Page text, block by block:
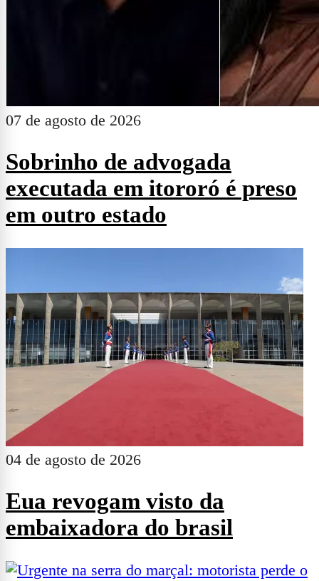
07 de agosto de 2026
Sobrinho de advogada
executada em itororó é preso
em outro estado
04 de agosto de 2026
Eua revogam visto da
embaixadora do brasil